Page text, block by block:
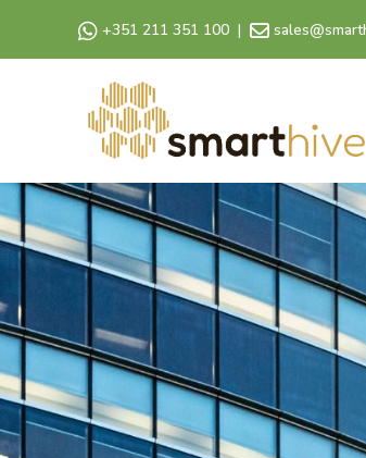
+351 211 351 100 |